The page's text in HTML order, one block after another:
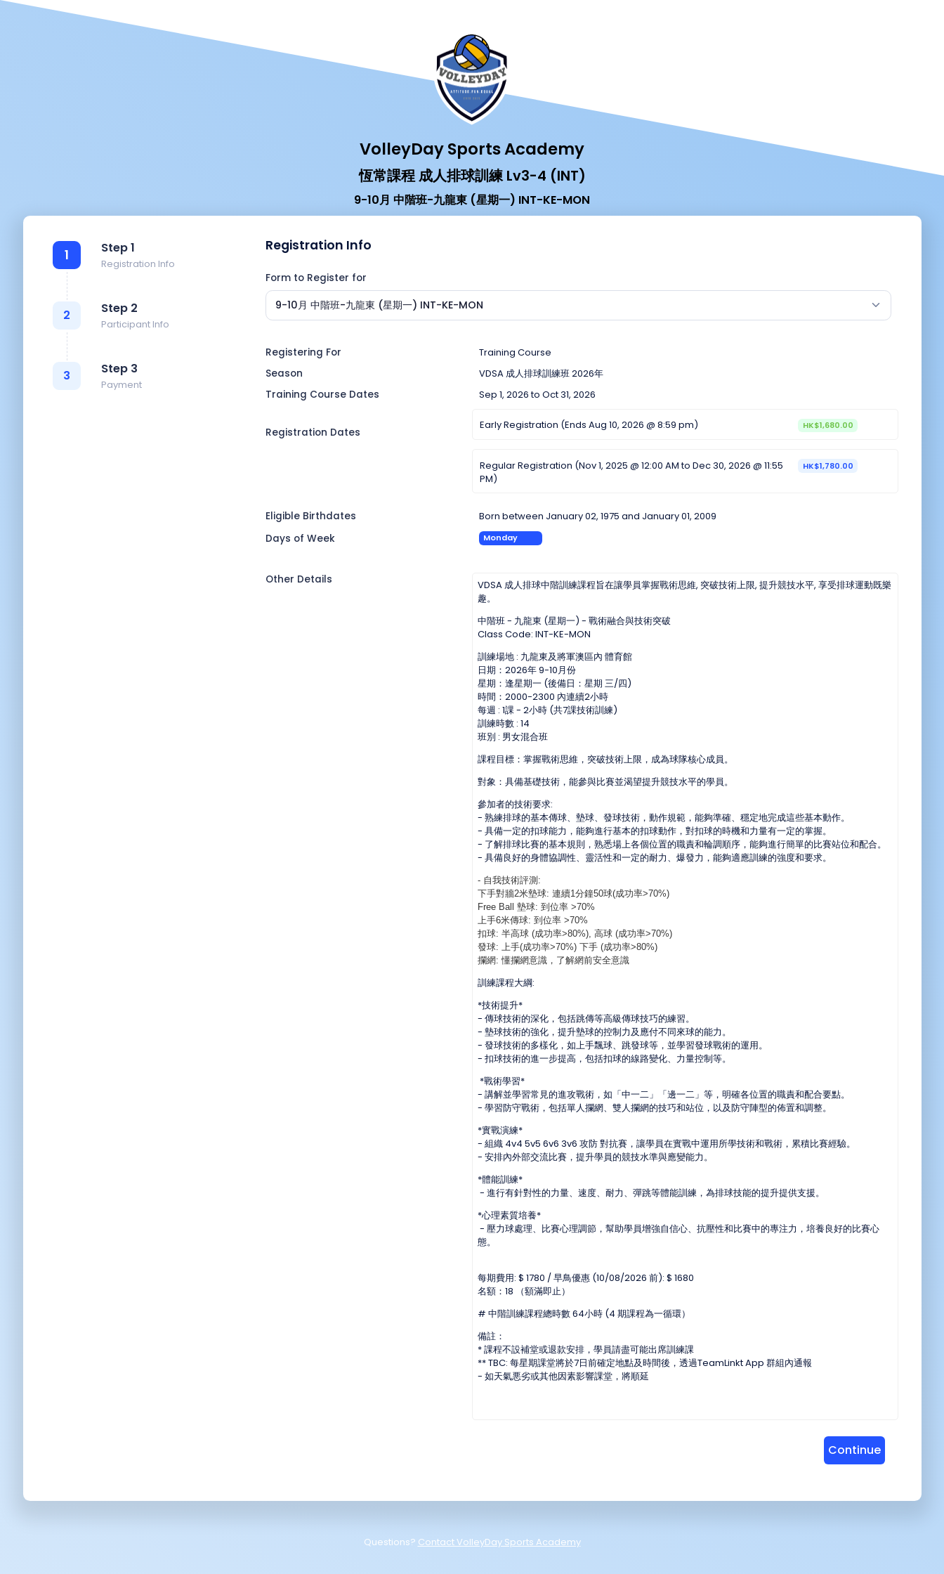
VolleyDay Sports Academy
恆常課程 成人排球訓練 Lv3-4 (INT)
9-10月 中階班-九龍東 (星期一) INT-KE-MON
1 Step 1
Registration Info
2 Step 2
Participant Info
3 Step 3
Payment
Registration Info
Form to Register for
9-10月 中階班-九龍東 (星期一) INT-KE-MON
Registering For
Training Course
Season
VDSA 成人排球訓練班 2026年
Training Course Dates
Sep 1, 2026 to Oct 31, 2026
Registration Dates
Early Registration (Ends Aug 10, 2026 @ 8:59 pm) HK$1,680.00
Regular Registration (Nov 1, 2025 @ 12:00 AM to Dec 30, 2026 @ 11:55
PM)
HK$1,780.00
Eligible Birthdates
Born between January 02, 1975 and January 01, 2009
Days of Week
Monday
Other Details
VDSA 成人排球中階訓練課程旨在讓學員掌握戰術思維, 突破技術上限, 提升競技水平, 享受排球運動既樂
趣。
中階班 - 九龍東 (星期一) - 戰術融合與技術突破
Class Code: INT-KE-MON
訓練場地 : 九龍東及將軍澳區內 體育館
日期：2026年 9-10月份
星期：逢星期一 (後備日：星期 三/四)
時間：2000-2300 內連續2小時
每週 : 1課 - 2小時 (共7課技術訓練)
訓練時數 : 14
班別 : 男女混合班
課程目標：掌握戰術思維，突破技術上限，成為球隊核心成員。
對象：具備基礎技術，能參與比賽並渴望提升競技水平的學員。
參加者的技術要求:
- 熟練排球的基本傳球、墊球、發球技術，動作規範，能夠準確、穩定地完成這些基本動作。
- 具備一定的扣球能力，能夠進行基本的扣球動作，對扣球的時機和力量有一定的掌握。
- 了解排球比賽的基本規則，熟悉場上各個位置的職責和輪調順序，能夠進行簡單的比賽站位和配合。
- 具備良好的身體協調性、靈活性和一定的耐力、爆發力，能夠適應訓練的強度和要求。
- 自我技術評測:
下手對牆2米墊球: 連續1分鐘50球(成功率>70%)
Free Ball 墊球: 到位率 >70%
上手6米傳球: 到位率 >70%
扣球: 半高球 (成功率>80%), 高球 (成功率>70%)
發球: 上手(成功率>70%) 下手 (成功率>80%)
攔網: 懂攔網意識，了解網前安全意識
訓練課程大綱:
*技術提升*
- 傳球技術的深化，包括跳傳等高級傳球技巧的練習。
- 墊球技術的強化，提升墊球的控制力及應付不同來球的能力。
- 發球技術的多樣化，如上手飄球、跳發球等，並學習發球戰術的運用。
- 扣球技術的進一步提高，包括扣球的線路變化、力量控制等。
*戰術學習*
- 講解並學習常見的進攻戰術，如「中一二」「邊一二」等，明確各位置的職責和配合要點。
- 學習防守戰術，包括單人攔網、雙人攔網的技巧和站位，以及防守陣型的佈置和調整。
*實戰演練*
- 組織 4v4 5v5 6v6 3v6 攻防 對抗賽，讓學員在實戰中運用所學技術和戰術，累積比賽經驗。
- 安排內外部交流比賽，提升學員的競技水準與應變能力。
*體能訓練*
- 進行有針對性的力量、速度、耐力、彈跳等體能訓練，為排球技能的提升提供支援。
*心理素質培養*
- 壓力球處理、比賽心理調節，幫助學員增強自信心、抗壓性和比賽中的專注力，培養良好的比賽心
態。
每期費用: $ 1780 / 早鳥優惠 (10/08/2026 前): $ 1680
名額：18 （額滿即止）
# 中階訓練課程總時數 64小時 (4 期課程為一循環）
備註：
* 課程不設補堂或退款安排，學員請盡可能出席訓練課
** TBC: 每星期課堂將於7日前確定地點及時間後，透過TeamLinkt App 群組內通報
- 如天氣悪劣或其他因素影響課堂，將順延
Continue
Questions? Contact VolleyDay Sports Academy